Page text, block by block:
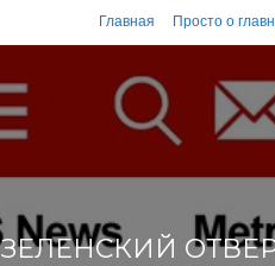
Главная Просто о
ЗЕЛЕНСКИЙ